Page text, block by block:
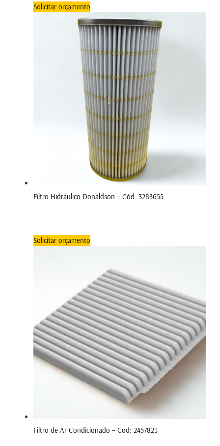
Solicitar orçamento
Filtro Hidráulico Donaldson – Cód: 3283655
Solicitar orçamento
Filtro de Ar Condicionado – Cód: 2457823